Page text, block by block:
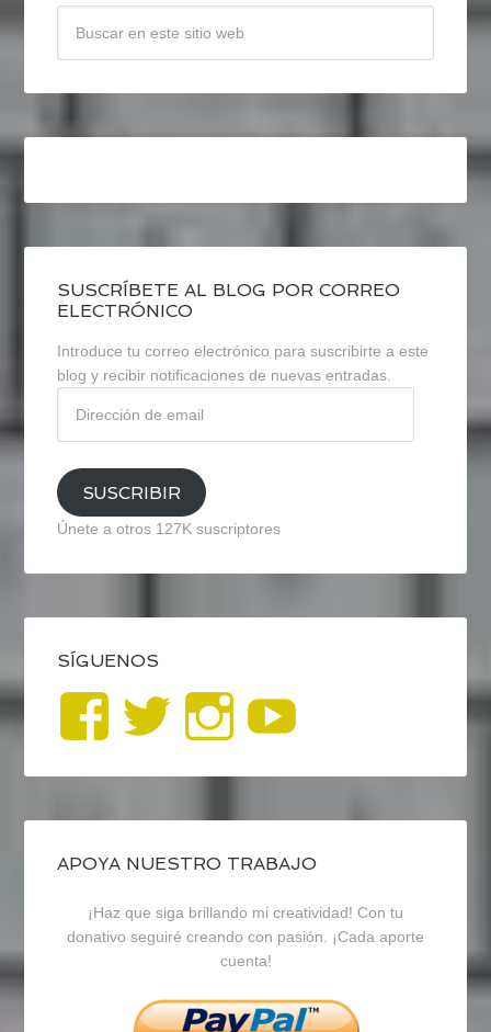
SUSCRÍBETE AL BLOG POR CORREO
ELECTRÓNICO
Introduce tu correo electrónico para suscribirte a este
blog y recibir notificaciones de nuevas entradas.
email
SUSCRIBIR
Únete a otros 127K suscriptores
SÍGUENOS
Ver
perfil
de
blogrecursosep
en
Facebook
Ver
perfil
de
recursosep
en
Twitter
Ver
perfil
de
recursosep
en
Instagram
APOYA NUESTRO TRABAJO
¡Haz que siga brillando mi creatividad! Con tu
donativo seguiré creando con pasión. ¡Cada aporte
cuenta!